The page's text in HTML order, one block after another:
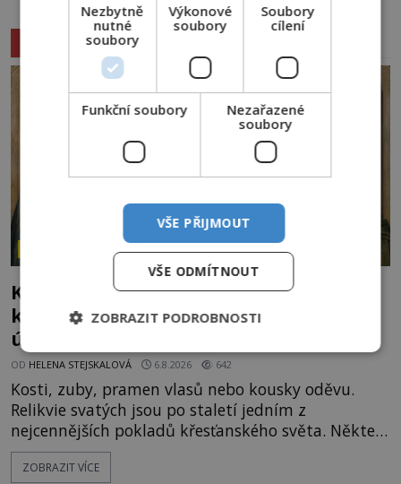
Související články
ZÁHADY HISTORIE
Kam zmizely ostatky světců? Relikvie,
které putují Evropou a dodnes budí
úžas
OD HELENA STEJSKALOVÁ 6.8.2026 642
Kosti, zuby, pramen vlasů nebo kousky oděvu.
Relikvie svatých jsou po staletí jedním z
nejcennějších pokladů křesťanského světa. Některé
mají pečlivě doloženou historii, jiné provází
záhady, krádeže i nečekané objevy. Jejich osudy
ZOBRAZIT VÍCE
Nezbytně
nutné
soubory
Výkonové
soubory
Soubory
cílení
Funkční soubory
Nezařazené
soubory
VŠE PŘIJMOUT
VŠE ODMÍTNOUT
ZOBRAZIT PODROBNOSTI